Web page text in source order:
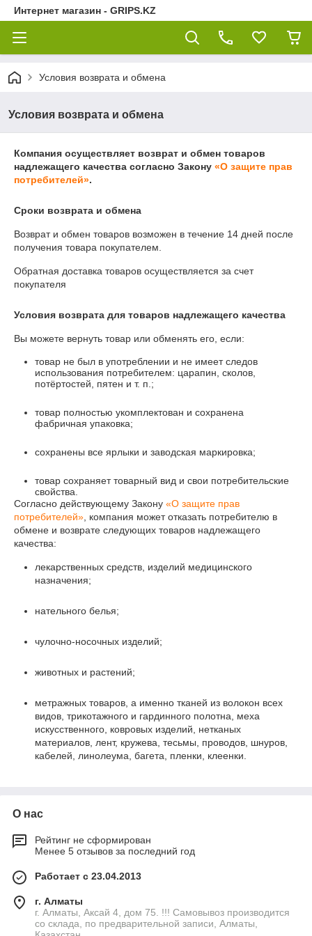
Интернет магазин - GRIPS.KZ
Условия возврата и обмена
Условия возврата и обмена
Компания осуществляет возврат и обмен товаров
надлежащего качества согласно Закону «О защите прав
потребителей».
Сроки возврата и обмена
Возврат и обмен товаров возможен в течение 14 дней после
получения товара покупателем.
Обратная доставка товаров осуществляется за счет
покупателя
Условия возврата для товаров надлежащего качества
Вы можете вернуть товар или обменять его, если:
товар не был в употреблении и не имеет следов
использования потребителем: царапин, сколов,
потёртостей, пятен и т. п.;
товар полностью укомплектован и сохранена
фабричная упаковка;
сохранены все ярлыки и заводская маркировка;
товар сохраняет товарный вид и свои потребительские
свойства.
Согласно действующему Закону «О защите прав
потребителей» , компания может отказать потребителю в
обмене и возврате следующих товаров надлежащего
качества:
лекарственных средств, изделий медицинского
назначения;
нательного белья;
чулочно-носочных изделий;
животных и растений;
метражных товаров, а именно тканей из волокон всех
видов, трикотажного и гардинного полотна, меха
искусственного, ковровых изделий, нетканых
материалов, лент, кружева, тесьмы, проводов, шнуров,
кабелей, линолеума, багета, пленки, клеенки.
О нас
Рейтинг не сформирован
Менее 5 отзывов за последний год
Работает с 23.04.2013
г. Алматы
г. Алматы, Аксай 4, дом 75. !!! Самовывоз производится
со склада, по предварительной записи, Алматы,